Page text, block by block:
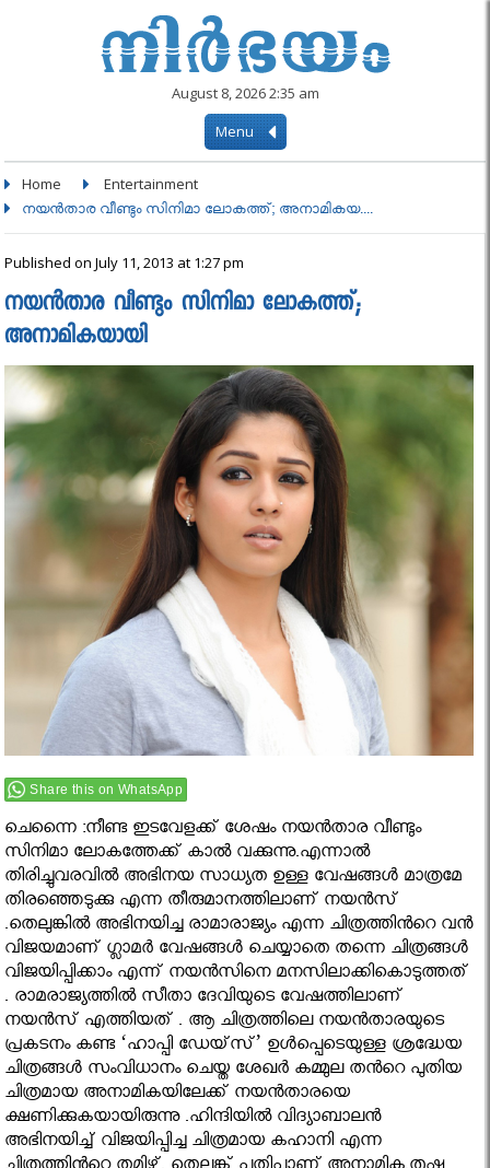
August 8, 2026 2:35 am
Menu
Home Entertainment
നയന്‍താര വീണ്ടും സിനിമാ ലോകത്ത്; അനാമികയ....
Published on July 11, 2013 at 1:27 pm
നയന്‍താര വീണ്ടും സിനിമാ ലോകത്ത്;
അനാമികയായി
Share this on WhatsApp
ചെന്നൈ :നീണ്ട ഇടവേളക്ക് ശേഷം നയന്‍താര വീണ്ടും
സിനിമാ ലോകത്തേക്ക് കാൽ വക്കുന്നു.എന്നാല്‍
തിരിച്ചുവരവില്‍ അഭിനയ സാധ്യത ഉള്ള വേഷങ്ങള്‍ മാത്രമേ
തിരഞ്ഞെടുക്കു എന്ന തീരുമാനത്തിലാണ് നയന്‍സ്
.തെലുങ്കില്‍ അഭിനയിച്ച രാമാരാജ്യം എന്ന ചിത്രത്തിൻറെ വന്‍
വിജയമാണ് ഗ്ലാമര്‍ വേഷങ്ങള്‍ ചെയ്യാതെ തന്നെ ചിത്രങ്ങള്‍
വിജയിപ്പിക്കാം എന്ന് നയന്‍സിനെ മനസിലാക്കികൊടുത്തത്
. രാമരാജ്യത്തില്‍ സീതാ ദേവിയുടെ വേഷത്തിലാണ്
നയന്‍സ് എത്തിയത് . ആ ചിത്രത്തിലെ നയന്‍താരയുടെ
പ്രകടനം കണ്ട ‘ഹാപ്പി ഡേയ്‌സ്’ ഉള്‍പ്പെടെയുള്ള ശ്രദ്ധേയ
ചിത്രങ്ങള്‍ സംവിധാനം ചെയ്ത ശേഖര്‍ കമ്മുല തന്‍റെ പുതിയ
ചിത്രമായ അനാമികയിലേക്ക് നയന്‍താരയെ
ക്ഷണിക്കുകയായിരുന്നു .ഹിന്ദിയില്‍ വിദ്യാബാലന്‍
അഭിനയിച്ച് വിജയിപ്പിച്ച ചിത്രമായ കഹാനി എന്ന